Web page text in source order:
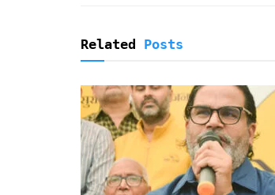
Related Posts